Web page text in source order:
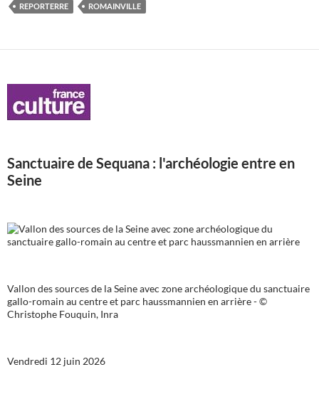
REPORTERRE
ROMAINVILLE
Sanctuaire de Sequana : l'archéologie entre en
Seine
Vallon des sources de la Seine avec zone archéologique du sanctuaire
gallo-romain au centre et parc haussmannien en arrière - ©
Christophe Fouquin, Inra
Vendredi 12 juin 2026